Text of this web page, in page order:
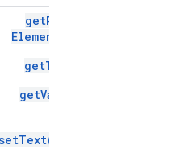
getParent
Element(
getText(
getValue(
Text(